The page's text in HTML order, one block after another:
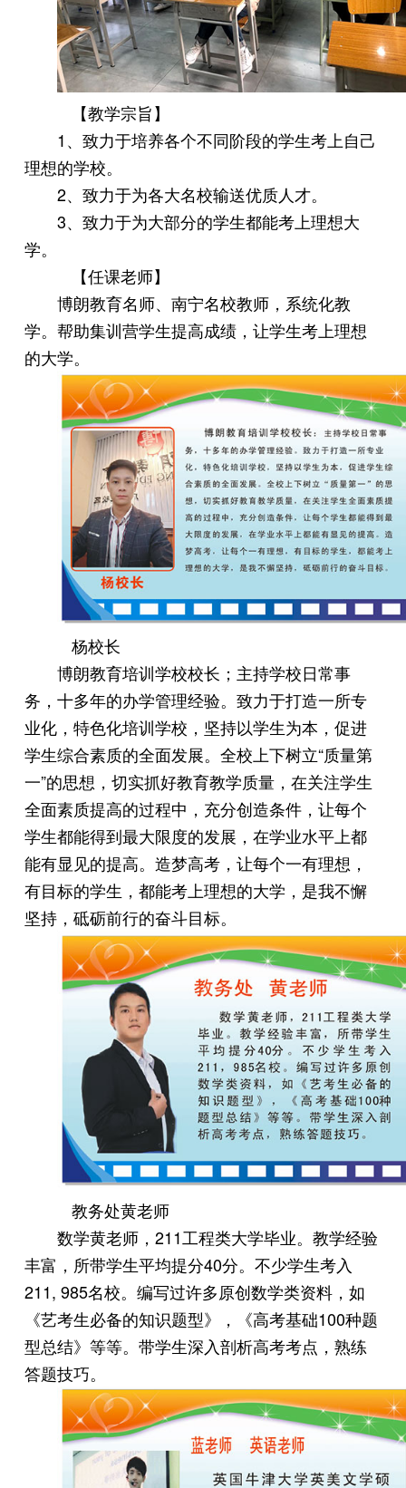
【教学宗旨】
1、致力于培养各个不同阶段的学生考上自己
理想的学校。
2、致力于为各大名校输送优质人才。
3、致力于为大部分的学生都能考上理想大
学。
【任课老师】
博朗教育名师、南宁名校教师，系统化教
学。帮助集训营学生提高成绩，让学生考上理想
的大学。
杨校长
博朗教育培训学校校长；主持学校日常事
务，十多年的办学管理经验。致力于打造一所专
业化，特色化培训学校，坚持以学生为本，促进
学生综合素质的全面发展。全校上下树立“质量第
一”的思想，切实抓好教育教学质量，在关注学生
全面素质提高的过程中，充分创造条件，让每个
学生都能得到最大限度的发展，在学业水平上都
能有显见的提高。造梦高考，让每个一有理想，
有目标的学生，都能考上理想的大学，是我不懈
坚持，砥砺前行的奋斗目标。
教务处黄老师
数学黄老师，211工程类大学毕业。教学经验
丰富，所带学生平均提分40分。不少学生考入
211, 985名校。编写过许多原创数学类资料，如
《艺考生必备的知识题型》，《高考基础100种题
型总结》等等。带学生深入剖析高考考点，熟练
答题技巧。